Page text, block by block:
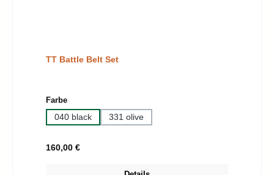
TT Battle Belt Set
Farbeauswählen
040 black 331 olive
Regulärer Preis:
160,00 €